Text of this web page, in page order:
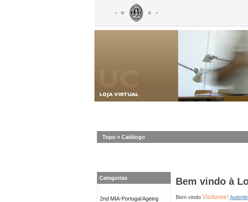
Topo » Catálogo
Bem vindo à
Bem vindo Visitante!
Categorias
2nd MIA-Portugal Ageing